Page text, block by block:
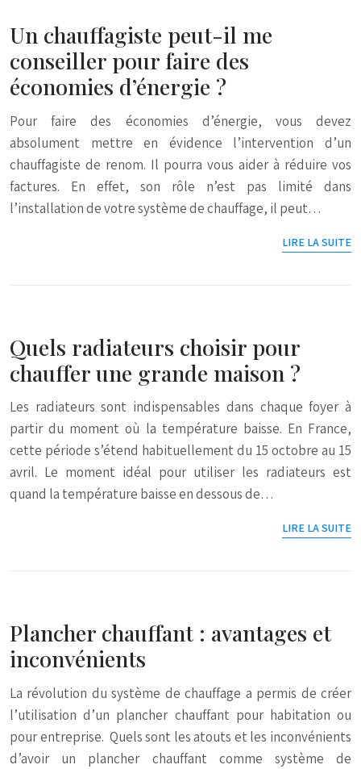
Un chauffagiste peut-il me
conseiller pour faire des
économies d’énergie ?
Pour faire des économies d’énergie, vous devez
absolument mettre en évidence l’intervention d’un
chauffagiste de renom. Il pourra vous aider à réduire vos
factures. En effet, son rôle n’est pas limité dans
l’installation de votre système de chauffage, il peut…
LIRE LA SUITE
Quels radiateurs choisir pour
chauffer une grande maison ?
Les radiateurs sont indispensables dans chaque foyer à
partir du moment où la température baisse. En France,
cette période s’étend habituellement du 15 octobre au 15
avril. Le moment idéal pour utiliser les radiateurs est
quand la température baisse en dessous de…
LIRE LA SUITE
Plancher chauffant : avantages et
inconvénients
La révolution du système de chauffage a permis de créer
l’utilisation d’un plancher chauffant pour habitation ou
pour entreprise. Quels sont les atouts et les inconvénients
d’avoir un plancher chauffant comme système de